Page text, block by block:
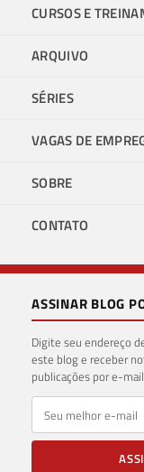
CURSOS E
ARQUIVO
SÉRIES
VAGAS DE
SOBRE
CONTATO
ASSINAR BLOG
Digite seu endereço
este blog e receber
publicações por e-
E-mail